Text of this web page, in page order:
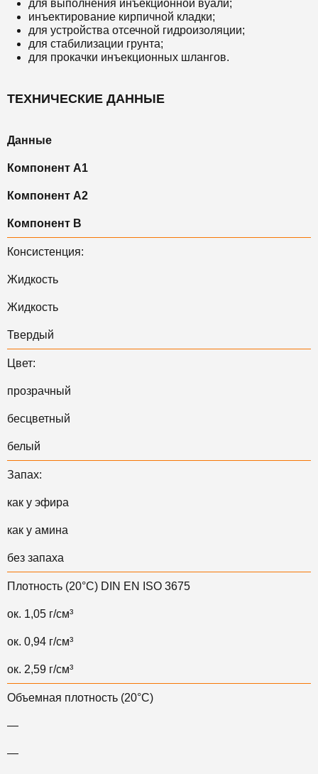
для выполнения инъекционной вуали;
инъектирование кирпичной кладки;
для устройства отсечной гидроизоляции;
для стабилизации грунта;
для прокачки инъекционных шлангов.
ТЕХНИЧЕСКИЕ ДАННЫЕ
Данные
Компонент А1
Компонент А2
Компонент B
Консистенция:
Жидкость
Жидкость
Твердый
Цвет:
прозрачный
бесцветный
белый
Запах:
как у эфира
как у амина
без запаха
Плотность (20°С) DIN EN ISO 3675
ок. 1,05 г/см³
ок. 0,94 г/см³
ок. 2,59 г/см³
Объемная плотность (20°С)
—
—